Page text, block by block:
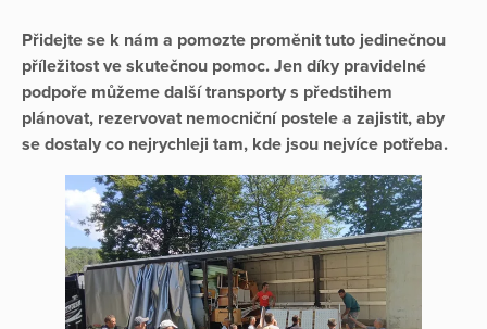
Přidejte se k nám a pomozte proměnit tuto jedinečnou
příležitost ve skutečnou pomoc. Jen díky pravidelné
podpoře můžeme další transporty s předstihem
plánovat, rezervovat nemocniční postele a zajistit, aby
se dostaly co nejrychleji tam, kde jsou nejvíce potřeba.